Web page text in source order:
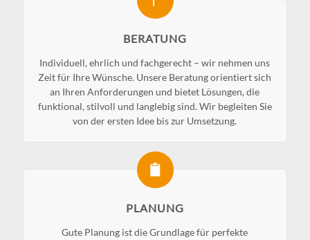
BERATUNG
Individuell, ehrlich und fachgerecht – wir nehmen uns
Zeit für Ihre Wünsche. Unsere Beratung orientiert sich
an Ihren Anforderungen und bietet Lösungen, die
funktional, stilvoll und langlebig sind. Wir begleiten Sie
von der ersten Idee bis zur Umsetzung.
PLANUNG
Gute Planung ist die Grundlage für perfekte